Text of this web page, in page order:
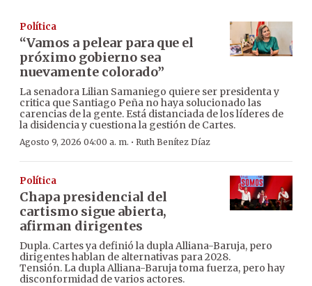
Política
“Vamos a pelear para que el
próximo gobierno sea
nuevamente colorado”
La senadora Lilian Samaniego quiere ser presidenta y
critica que Santiago Peña no haya solucionado las
carencias de la gente. Está distanciada de los líderes de
la disidencia y cuestiona la gestión de Cartes.
Agosto 9, 2026 04:00 a. m. · Ruth Benítez Díaz
Política
Chapa presidencial del
cartismo sigue abierta,
afirman dirigentes
Dupla. Cartes ya definió la dupla Alliana-Baruja, pero
dirigentes hablan de alternativas para 2028.
Tensión. La dupla Alliana-Baruja toma fuerza, pero hay
disconformidad de varios actores.